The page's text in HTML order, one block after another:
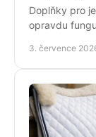
Doplňky pro
opravdu
3. července